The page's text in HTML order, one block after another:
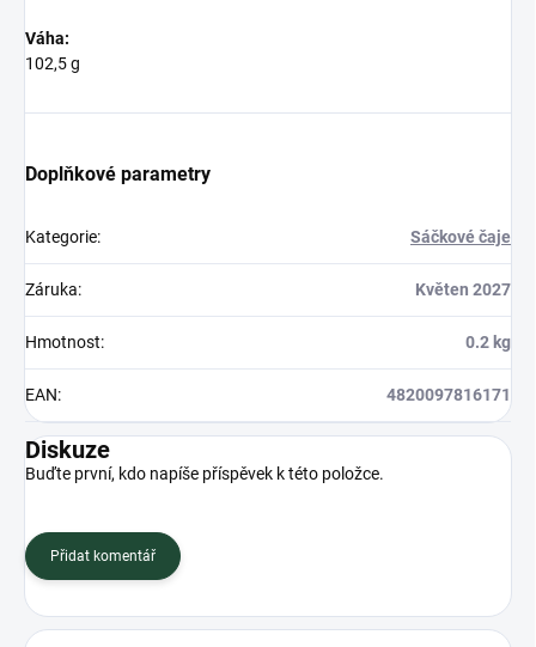
Váha:
102,5 g
Doplňkové parametry
Kategorie: Sáčkové čaje
Záruka: Květen 2027
Hmotnost: 0.2 kg
EAN: 4820097816171
Diskuze
Buďte první, kdo napíše příspěvek k této položce.
Přidat komentář